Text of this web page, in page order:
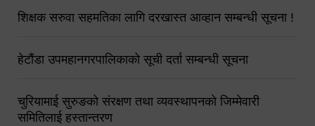
शिक्षक सरुवा सहमतिका लागि दरखास्त आव्हान सम्बन्धी सूचना !
हेटौंडा उपमहानगरपालिकाको सूची दर्ता सम्बन्धी सूचना
चुरियामाई सुरुङको संरक्षण तथा व्यवस्थापनको जिम्मेवारी
समितिलाई हस्तान्तरण